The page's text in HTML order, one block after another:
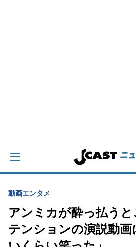
動画エンタメ
アンミカが酔っ払う
テンションの演説動